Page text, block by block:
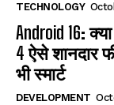
TECHNOLOGY
Android 16:
4 ऐसे शानदार
भी स्मार्ट
DEVELOPMENT